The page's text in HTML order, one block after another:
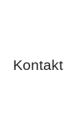
Kontakt